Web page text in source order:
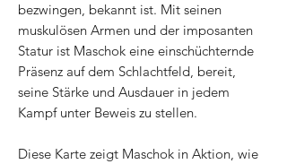
bezwingen, bekannt ist. Mit seinen
muskulösen Armen und der imposanten
Statur ist Maschok eine einschüchternde
Präsenz auf dem Schlachtfeld, bereit,
seine Stärke und Ausdauer in jedem
Kampf unter Beweis zu stellen.
Diese Karte zeigt Maschok in Aktion, wie